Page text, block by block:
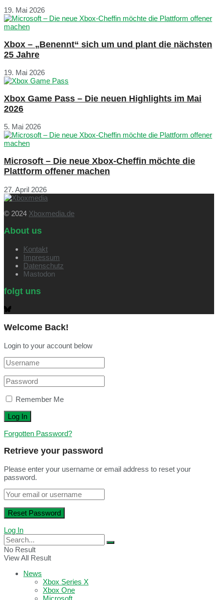
19. Mai 2026
Xbox – „Benennt“ sich um und plant die nächsten
25 Jahre
19. Mai 2026
Xbox Game Pass – Die neuen Highlights im Mai
2026
5. Mai 2026
Microsoft – Die neue Xbox-Cheffin möchte die
Plattform offener machen
27. April 2026
© 2024 Xboxmedia.de
About us
Kontakt
Impressum
Datenschutz
Mastodon
folgt uns
Welcome Back!
Login to your account below
Remember Me
Forgotten Password?
Retrieve your password
Please enter your username or email address to reset your
password.
Log In
No Result
View All Result
News
Xbox Series X
Xbox One
Microsoft